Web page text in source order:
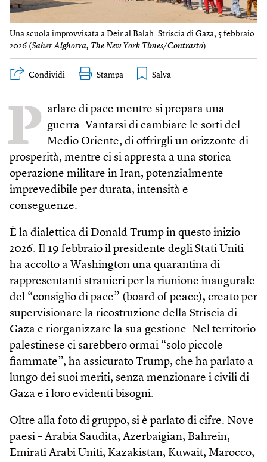
Una scuola improvvisata a Deir al Balah. Striscia di Gaza, 5 febbraio
2026 (Saher Alghorra, The New York Times/Contrasto)
Condividi Stampa
P arlare di pace mentre si prepara una
guerra. Vantarsi di cambiare le sorti del
Medio Oriente, di offrirgli un orizzonte di
prosperità, mentre ci si appresta a una storica
operazione militare in Iran, potenzialmente
imprevedibile per durata, intensità e
conseguenze.
È la dialettica di Donald Trump in questo inizio
2026. Il 19 febbraio il presidente degli Stati Uniti
ha accolto a Washington una quarantina di
rappresentanti stranieri per la riunione inaugurale
del “consiglio di pace” (board of peace), creato per
supervisionare la ricostruzione della Striscia di
Gaza e riorganizzare la sua gestione. Nel territorio
palestinese ci sarebbero ormai “solo piccole
fiammate”, ha assicurato Trump, che ha parlato a
lungo dei suoi meriti, senza menzionare i civili di
Gaza e i loro evidenti bisogni.
Oltre alla foto di gruppo, si è parlato di cifre. Nove
paesi – Arabia Saudita, Azerbaigian, Bahrein,
Emirati Arabi Uniti, Kazakistan, Kuwait, Marocco,